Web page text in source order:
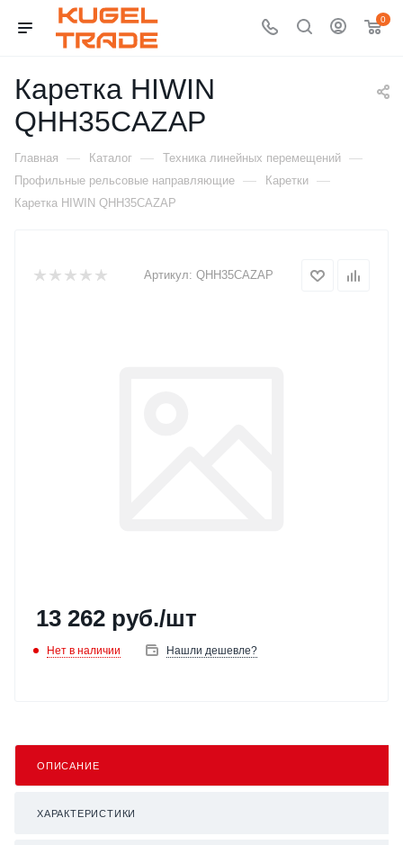
0
Каретка HIWIN
QHH35CAZAP
Главная — Каталог — Техника линейных перемещений —
Профильные рельсовые направляющие — Каретки —
Каретка HIWIN QHH35CAZAP
Артикул: QHH35CAZAP
13 262 руб./шт
Нет в наличии Нашли дешевле?
ОПИСАНИЕ
ХАРАКТЕРИСТИКИ